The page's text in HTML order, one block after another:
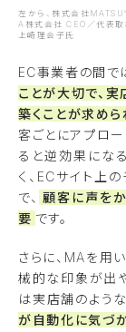
左から、株式会社
A株式会社 CEO／代表取
上崎理会子氏
EC事業者の間で
ことが大切で、
築くことが求めら
客ごとにアプロ
ると逆効果にな
く、ECサイト上
で、 顧客に声を
要 です。
さらに、MAを用
械的な印象が出
は実店舗のよう
が自動化に気づ